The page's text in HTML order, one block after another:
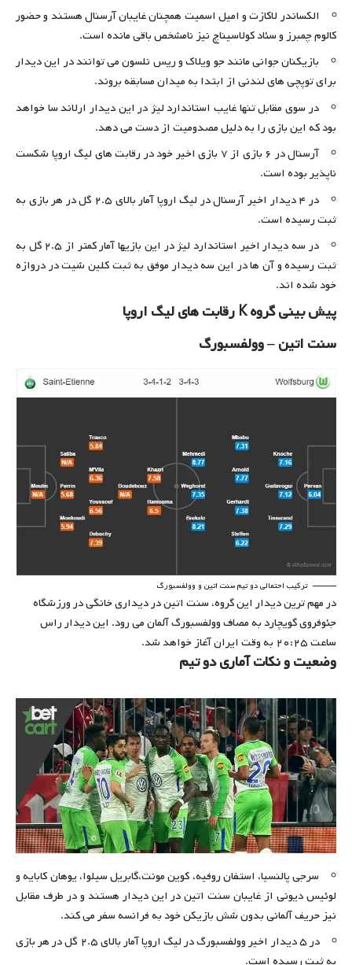
الکساندر لاکازت و امیل اسمیت همچنان غایبان آرسنال هستند و حضور
کالوم چمبرز و سئاد کولاسیناچ نیز نامشخص باقی مانده است.
بازیکنان جوانی مانند جو ویلاک و ریس نلسون می توانند در این دیدار
برای توپچی های لندنی از ابتدا به میدان مسابقه بروند.
در سوی مقابل تنها غایب استاندارد لیژ در این دیدار ارلاند سا خواهد
بود که این بازی را به دلیل مصدومیت از دست می دهد.
آرسنال در ۶ بازی از ۷ بازی اخیر خود در رقابت های لیگ اروپا شکست
ناپذیر بوده است.
در ۴ دیدار اخیر آرسنال در لیگ اروپا آمار بالای ۲.۵ گل در هر بازی به
ثبت رسیده است.
در سه دیدار اخیر استاندارد لیژ در این بازیها آمار کمتر از ۲.۵ گل به
ثبت رسیده و آن ها در این سه دیدار موفق به ثبت کلین شیت در دروازه
خود شده اند.
پیش بینی گروه K رقابت های لیگ اروپا
سنت اتین – وولفسبورگ
ترکیب احتمالی دو تیم سنت اتین و وولفسبورگ
در مهم ترین دیدار این گروه، سنت اتین در دیداری خانگی در ورزشگاه
جئوفروی گویچارد به مصاف وولفسبورگ آلمان می رود. این دیدار راس
ساعت ۲۰:۲۵ به وقت ایران آغاز خواهد شد.
وضعیت و نکات آماری دو تیم
سرجی پالنسیا، استفان روفیه، کوین مونت،‌گابریل سیلوا، یوهان کابایه و
لوئیس دیونی از غایبان سنت اتین در این دیدار هستند و در طرف مقابل
نیز حریف آلمانی بدون شش بازیکن خود به فرانسه سفر می کند.
در ۵ دیدار اخیر وولفسبورگ در لیگ اروپا آمار بالای ۲.۵ گل در هر بازی